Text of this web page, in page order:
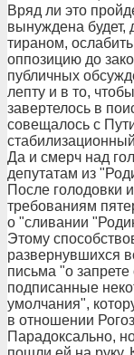
Вряд ли это
вынуждена будет,
тираном,
оппозицию до
публичных
лепту и в то,
завертелось в
совещалось с
Да и смерч над
депутатам из
После голодовки
требованиям
о "сливании
Этому
развернувшихся
письма "о запрете
подписанные
умолчания",
в отношении
Парадоксально,